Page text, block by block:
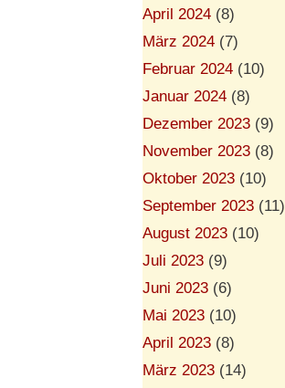
April 2024 (8)
März 2024 (7)
Februar 2024 (10)
Januar 2024 (8)
Dezember 2023 (9)
November 2023 (8)
Oktober 2023 (10)
September 2023 (11)
August 2023 (10)
Juli 2023 (9)
Juni 2023 (6)
Mai 2023 (10)
April 2023 (8)
März 2023 (14)